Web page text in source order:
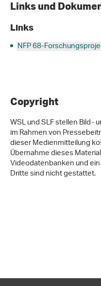
Links und
Links
NFP 68-
Copyright
WSL und SLF stellen Bild-
im Rahmen von
dieser Medienmitteilung
Übernahme dieses
Videodatenbanken und
Dritte sind nicht gestattet.